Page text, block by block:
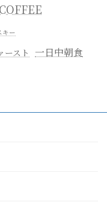
キー
ースト 一日中朝食